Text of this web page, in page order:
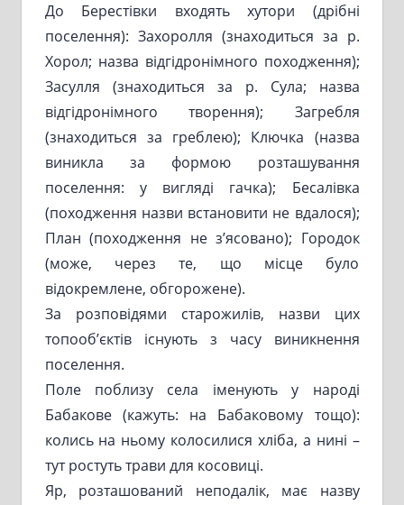
До Берестівки входять хутори (дрібні
поселення): Захоролля (знаходиться за р.
Хорол; назва відгідронімного походження);
Засулля (знаходиться за р. Сула; назва
відгідронімного творення); Загребля
(знаходиться за греблею); Ключка (назва
виникла за формою розташування
поселення: у вигляді гачка); Бесалівка
(походження назви встановити не вдалося);
План (походження не з’ясовано); Городок
(може, через те, що місце було
відокремлене, обгорожене).
За розповідями старожилів, назви цих
топооб’єктів існують з часу виникнення
поселення.
Поле поблизу села іменують у народі
Бабакове (кажуть: на Бабаковому тощо):
колись на ньому колосилися хліба, а нині –
тут ростуть трави для косовиці.
Яр, розташований неподалік, має назву